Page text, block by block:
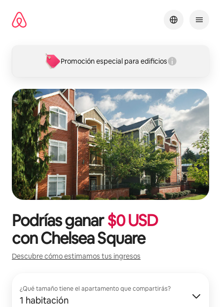
contenido
Promoción especial para edificios
Podrías ganar$0USD
conChelsea Square
Descubre cómo estimamos tus ingresos
¿Qué tamaño tiene el apartamento que compartirás?
1 habitación